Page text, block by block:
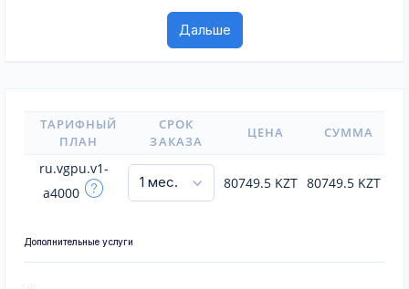
ТАРИФНЫЙ
ПЛАН
СРОК
ЗАКАЗА
ЦЕНА СУММА
ru.vgpu.v1-
a4000
80749.5 KZT 80749.5 KZT
Дополнительные услуги